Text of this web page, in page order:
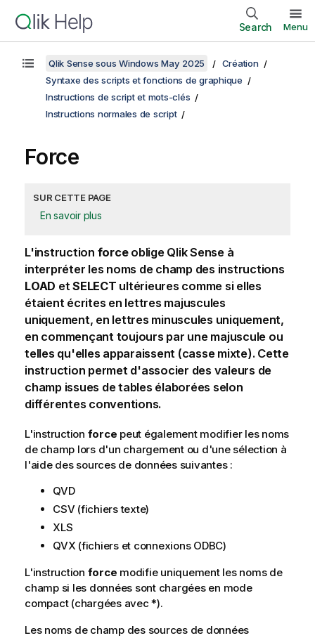
Search Menu
Qlik Sense sous Windows May 2025
Création
Syntaxe des scripts et fonctions de graphique
Instructions de script et mots-clés
Instructions normales de script
Force
SUR CETTE PAGE
En savoir plus
L'instruction forceoblige Qlik Senseà
interpréter les noms de champ des instructions
LOAD etSELECT ultérieures comme si elles
étaient écrites en lettres majuscules
uniquement, en lettres minuscules uniquement,
en commençant toujours par une majuscule ou
telles qu'elles apparaissent (casse mixte). Cette
instruction permet d'associer des valeurs de
champ issues de tables élaborées selon
différentes conventions.
L'instruction force peut également modifier les noms
de champ lors d'un chargement ou d'une sélection à
l'aide des sources de données suivantes :
QVD
CSV (fichiers texte)
XLS
QVX (fichiers et connexions ODBC)
L'instruction force modifie uniquement les noms de
champ si les données sont chargées en mode
compact (chargées avec *).
Les noms de champ des sources de données